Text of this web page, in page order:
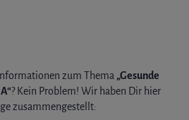
zum Thema „Gesunde
? Kein Problem! Wir haben Dir hier
zusammengestellt: